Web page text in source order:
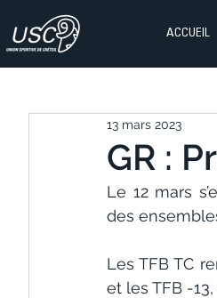
ACCUEIL
GR :
13 mars 2023
Le 12 mars
des
Les TFB TC
et les TFB -